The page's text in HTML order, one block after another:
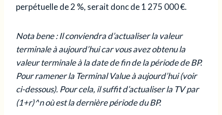
perpétuelle de 2 %, serait donc de 1 275 000 €.
Nota bene : Il conviendra d’actualiser la valeur
terminale à aujourd’hui car vous avez obtenu la
valeur terminale à la date de fin de la période de BP.
Pour ramener la Terminal Value à aujourd’hui (voir
ci-dessous). Pour cela, il suffit d’actualiser la TV par
(1+r)^n où est la dernière période du BP.